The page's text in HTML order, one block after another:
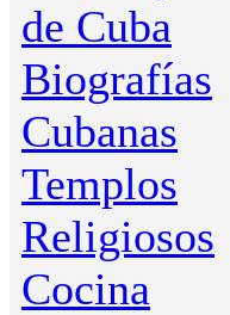
de Cuba
Biografías
Cubanas
Templos
Religiosos
Cocina